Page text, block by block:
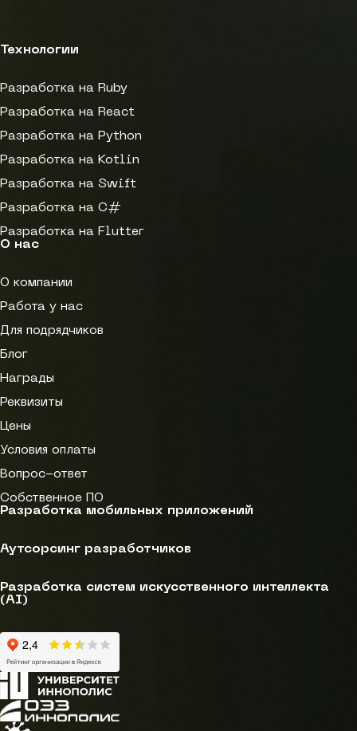
Технологии
Разработка на Ruby
Разработка на React
Разработка на Python
Разработка на Kotlin
Разработка на Swift
Разработка на C#
Разработка на Flutter
О нас
О компании
Работа у нас
Для подрядчиков
Блог
Награды
Реквизиты
Цены
Условия оплаты
Вопрос-ответ
Собственное ПО
Разработка мобильных приложений
Аутсорсинг разработчиков
Разработка систем искусственного интеллекта
(AI)